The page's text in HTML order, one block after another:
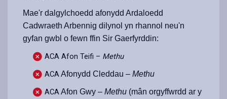
Mae'r dalgylchoedd afonydd Ardaloedd
Cadwraeth Arbennig dilynol yn rhannol neu'n
gyfan gwbl o fewn ffin Sir Gaerfyrddin:
ACA Afon Teifi – Methu
ACAAfonydd Cleddau – Methu
ACAAfon Gwy – Methu (mân orgyffwrdd ar y